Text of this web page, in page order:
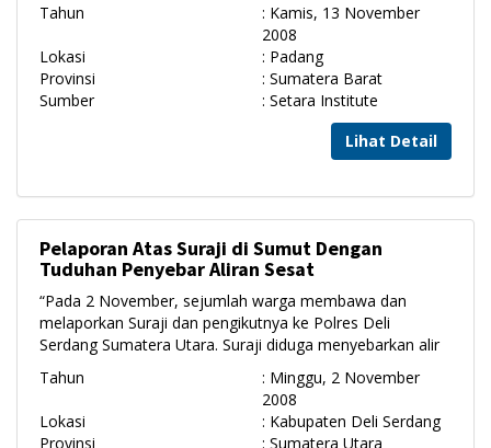
Tahun
: Kamis, 13 November
2008
Lokasi
: Padang
Provinsi
: Sumatera Barat
Sumber
: Setara Institute
Lihat Detail
Pelaporan Atas Suraji di Sumut Dengan
Tuduhan Penyebar Aliran Sesat
“Pada 2 November, sejumlah warga membawa dan
melaporkan Suraji dan pengikutnya ke Polres Deli
Serdang Sumatera Utara. Suraji diduga menyebarkan alir
Tahun
: Minggu, 2 November
2008
Lokasi
: Kabupaten Deli Serdang
Provinsi
: Sumatera Utara